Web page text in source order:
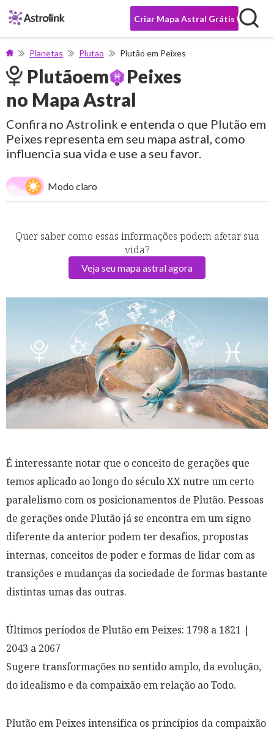
Criar Mapa Astral Grátis
Planetas Plutao Plutão em Peixes
Plutãoem
Peixes
no Mapa Astral
Confira no Astrolink e entenda o que Plutão em
Peixes representa em seu mapa astral, como
influencia sua vida e use a seu favor.
Modo claro
Quer saber como essas informações podem afetar sua
vida?
Veja seu mapa astral agora
É interessante notar que o conceito de gerações que
temos aplicado ao longo do século XX nutre um certo
paralelismo com os posicionamentos de Plutão. Pessoas
de gerações onde Plutão já se encontra em um signo
diferente da anterior podem ter desafios, propostas
internas, conceitos de poder e formas de lidar com as
transições e mudanças da sociedade de formas bastante
distintas umas das outras.
Últimos períodos de Plutão em Peixes: 1798 a 1821 |
2043 a 2067
Sugere transformações no sentido amplo, da evolução,
do idealismo e da compaixão em relação ao Todo.
Plutão em Peixes intensifica os princípios da compaixão